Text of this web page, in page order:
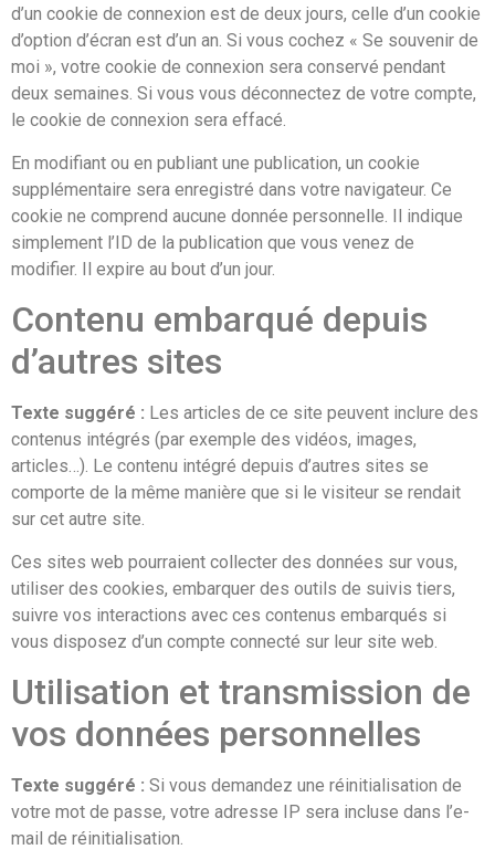
d’un cookie de connexion est de deux jours, celle d’un cookie
d’option d’écran est d’un an. Si vous cochez « Se souvenir de
moi », votre cookie de connexion sera conservé pendant
deux semaines. Si vous vous déconnectez de votre compte,
le cookie de connexion sera effacé.
En modifiant ou en publiant une publication, un cookie
supplémentaire sera enregistré dans votre navigateur. Ce
cookie ne comprend aucune donnée personnelle. Il indique
simplement l’ID de la publication que vous venez de
modifier. Il expire au bout d’un jour.
Contenu embarqué depuis
d’autres sites
Texte suggéré : Les articles de ce site peuvent inclure des
contenus intégrés (par exemple des vidéos, images,
articles…). Le contenu intégré depuis d’autres sites se
comporte de la même manière que si le visiteur se rendait
sur cet autre site.
Ces sites web pourraient collecter des données sur vous,
utiliser des cookies, embarquer des outils de suivis tiers,
suivre vos interactions avec ces contenus embarqués si
vous disposez d’un compte connecté sur leur site web.
Utilisation et transmission de
vos données personnelles
Texte suggéré : Si vous demandez une réinitialisation de
votre mot de passe, votre adresse IP sera incluse dans l’e-
mail de réinitialisation.